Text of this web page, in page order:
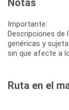
Importante:
Descripciones de
genéricas y
sin que afecte a
Ruta en el